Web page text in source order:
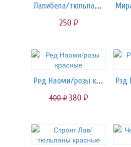
Лалибела/тюльпаны красные
250 руб.
Ред Наоми/розы красные
400руб. 380 руб.